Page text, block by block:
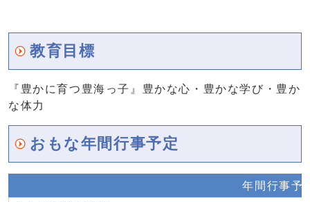
教育目標
『豊かに育つ豊海っ子』豊かな心・豊かな学び・豊か
な体力
おもな年間行事予定
年間行事予